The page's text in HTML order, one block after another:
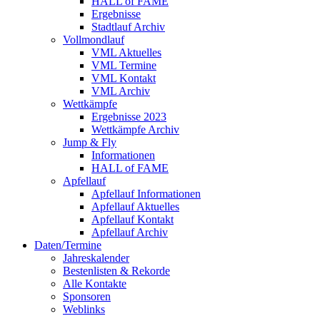
Ergebnisse
Stadtlauf Archiv
Vollmondlauf
VML Aktuelles
VML Termine
VML Kontakt
VML Archiv
Wettkämpfe
Ergebnisse 2023
Wettkämpfe Archiv
Jump & Fly
Informationen
HALL of FAME
Apfellauf
Apfellauf Informationen
Apfellauf Aktuelles
Apfellauf Kontakt
Apfellauf Archiv
Daten/Termine
Jahreskalender
Bestenlisten & Rekorde
Alle Kontakte
Sponsoren
Weblinks